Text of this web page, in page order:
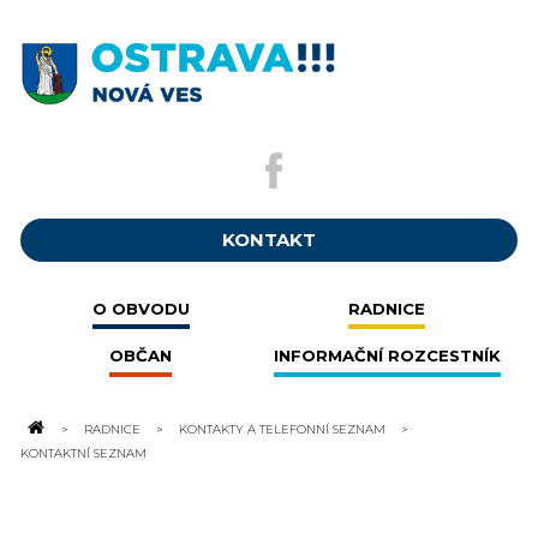
KONTAKT
O OBVODU RADNICE
OBČAN INFORMAČNÍ ROZCESTNÍK
RADNICE
KONTAKTY A TELEFONNÍ SEZNAM
KONTAKTNÍ SEZNAM